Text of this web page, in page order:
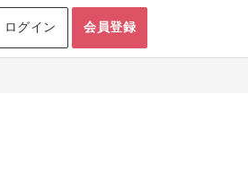
ログイン 会員登録